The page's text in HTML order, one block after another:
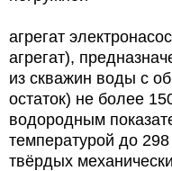
агрегат
агрегат),
из скважин воды с
остаток) не более
водородным
температурой до
твёрдых